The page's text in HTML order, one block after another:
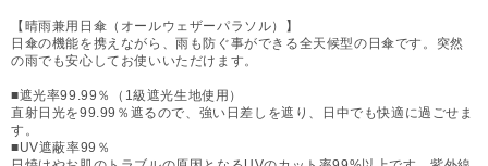
【晴雨兼用日傘（オールウェザーパラソル）】
日傘の機能を携えながら、雨も防ぐ事ができる全天候型の日傘です。突然
の雨でも安心してお使いいただけます。
■遮光率99.99％（1級遮光生地使用）
直射日光を99.99％遮るので、強い日差しを遮り、日中でも快適に過ごせま
す。
■UV遮蔽率99％